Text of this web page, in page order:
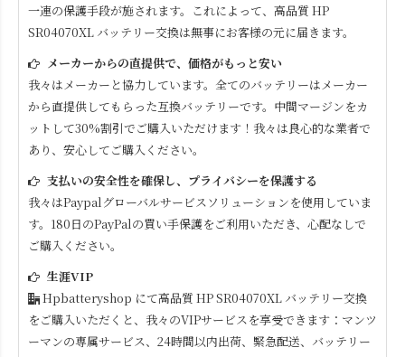
一連の保護手段が施されます。これによって、高品質 HP
SR04070XL バッテリー交換は無事にお客様の元に届きます。
メーカーからの直提供で、価格がもっと安い
我々はメーカーと協力しています。全てのバッテリーはメーカー
から直提供してもらった互換バッテリーです。中間マージンをカ
ットして30%割引でご購入いただけます！我々は良心的な業者で
あり、安心してご購入ください。
支払いの安全性を確保し、プライバシーを保護する
我々はPaypalグローバルサービスソリューションを使用していま
す。180日のPayPalの買い手保護をご利用いただき、心配なしで
ご購入ください。
生涯VIP
Hpbatteryshop にて高品質 HP SR04070XL バッテリー交換
をご購入いただくと、我々のVIPサービスを享受できます：マンツ
ーマンの専属サービス、24時間以内出荷、緊急配送、バッテリー